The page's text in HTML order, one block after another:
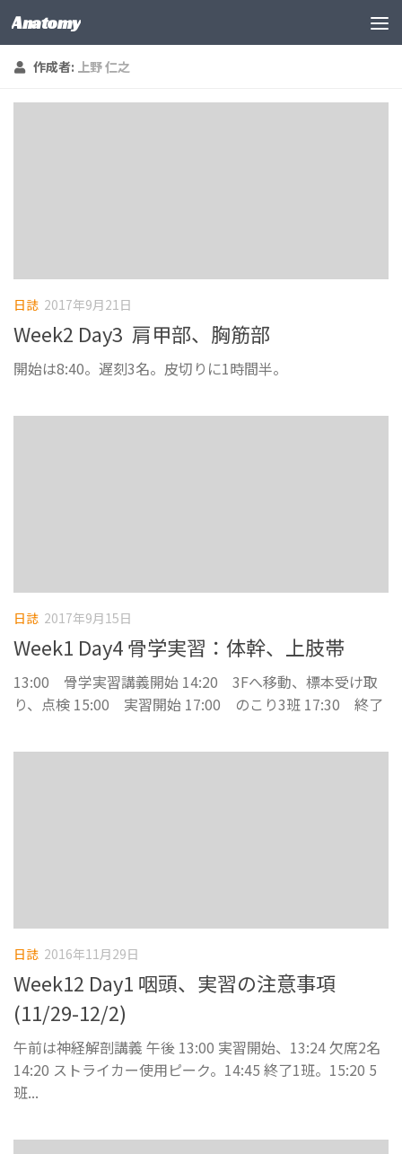
コンテンツの下
Anatomy
作成者: 上野 仁之
日誌 2017年9月21日
Week2 Day3 肩甲部、胸筋部
開始は8:40。遅刻3名。皮切りに1時間半。
日誌 2017年9月15日
Week1 Day4 骨学実習：体幹、上肢帯
13:00 骨学実習講義開始 14:20 3Fへ移動、標本受け取
り、点検 15:00 実習開始 17:00 のこり3班 17:30 終了
日誌 2016年11月29日
Week12 Day1 咽頭、実習の注意事項
(11/29-12/2)
午前は神経解剖講義 午後 13:00 実習開始、13:24 欠席2名
14:20 ストライカー使用ピーク。14:45 終了1班。15:20 5
班...